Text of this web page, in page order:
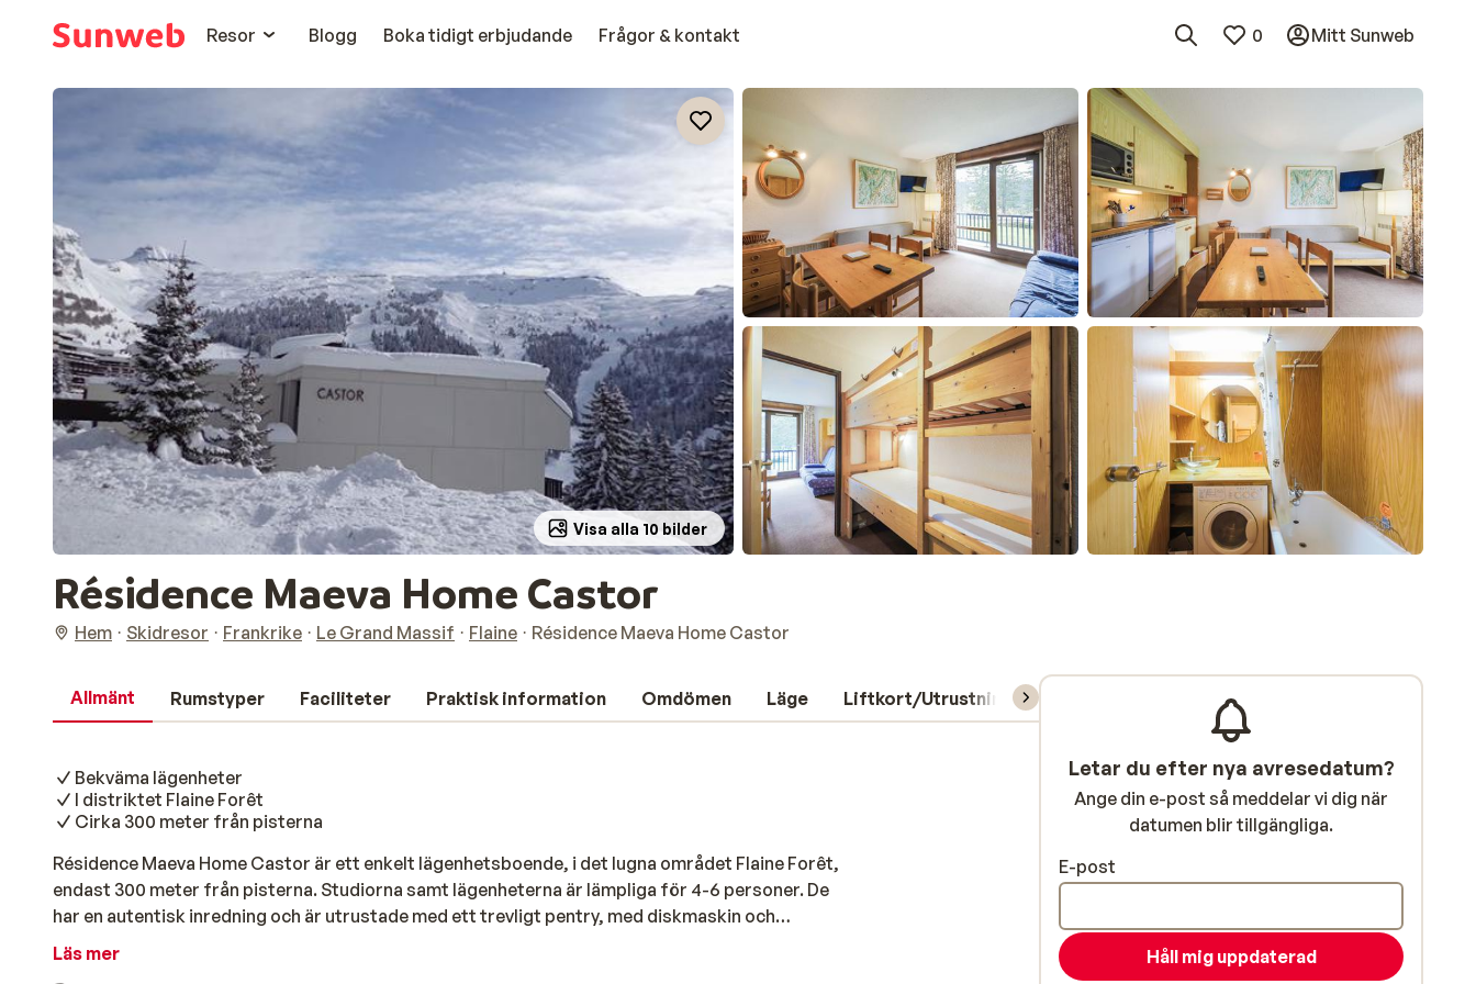
Resor
Blogg Boka tidigt erbjudande Frågor & kontakt 0 Mitt Sunweb
Visa alla 10 bilder
Résidence Maeva Home Castor
Hem Skidresor Frankrike Le Grand Massif Flaine Résidence Maeva Home Castor
Allmänt Rumstyper Faciliteter Praktisk information Omdömen Läge Liftkort/Utrustning/Skidskola
Bekväma lägenheter
I distriktet Flaine Forêt
Cirka 300 meter från pisterna
Résidence Maeva Home Castor är ett enkelt lägenhetsboende, i det lugna området Flaine Forêt,
endast 300 meter från pisterna. Studiorna samt lägenheterna är lämpliga för 4-6 personer. De
har en autentisk inredning och är utrustade med ett trevligt pentry, med diskmaskin och
mikrovågsugn. Flaine Forêt är med andar ord ett attraktivt område, där du kan njuta av din
Läs mer
Letar du efter nya avresedatum?
Ange din e-post så meddelar vi dig när
datumen blir tillgängliga.
E-post
Håll mig uppdaterad